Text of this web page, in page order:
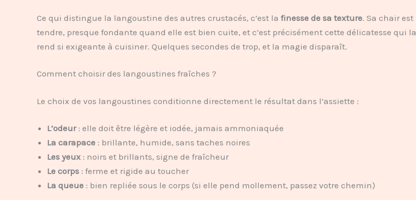
Ce qui distingue la langoustine des autres crustacés, c’est la finesse de sa texture. Sa chair est
tendre, presque fondante quand elle est bien cuite, et c’est précisément cette délicatesse qui la
rend si exigeante à cuisiner. Quelques secondes de trop, et la magie disparaît.
Comment choisir des langoustines fraîches ?
Le choix de vos langoustines conditionne directement le résultat dans l’assiette :
L’odeur: elle doit être légère et iodée, jamais ammoniaquée
La carapace : brillante, humide, sans taches noires
Les yeux : noirs et brillants, signe de fraîcheur
Le corps : ferme et rigide au toucher
La queue : bien repliée sous le corps (si elle pend mollement, passez votre chemin)